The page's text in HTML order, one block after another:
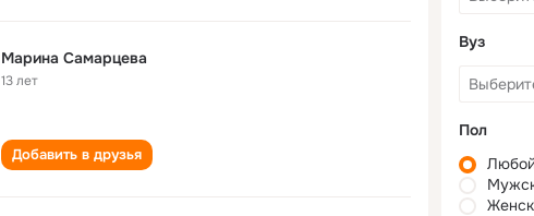
Марина Самарцева
13 лет
Добавить в друзья
Вуз
Пол